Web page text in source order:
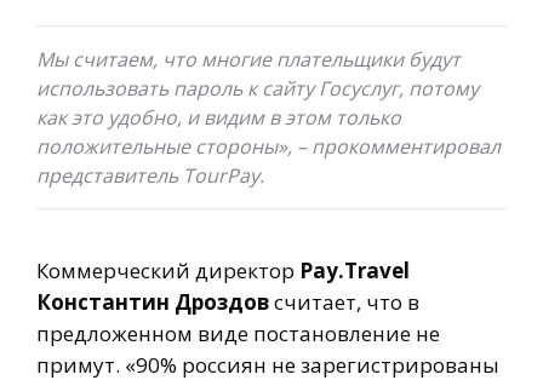
Мы считаем, что многие плательщики будут
использовать пароль к сайту Госуслуг, потому
как это удобно, и видим в этом только
положительные стороны», – прокомментировал
представитель TourPay.
Коммерческий директор Pay.Travel
Константин Дроздовсчитает, что в
предложенном виде постановление не
примут. «90% россиян не зарегистрированы